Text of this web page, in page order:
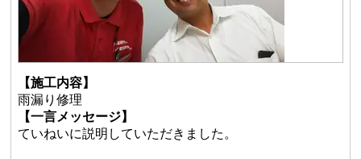
【施工内容】
雨漏り修理
【一言メッセージ】
ていねいに説明していただきました。